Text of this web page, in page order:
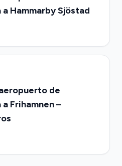
Hammarby Sjöstad
de
Frihamnen –